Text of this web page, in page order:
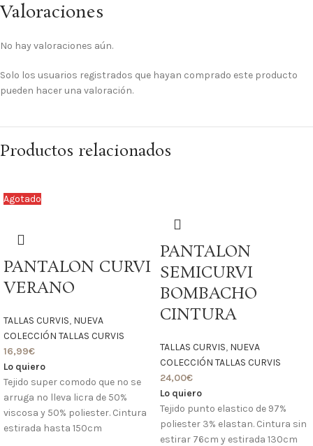
Valoraciones
No hay valoraciones aún.
Solo los usuarios registrados que hayan comprado este producto
pueden hacer una valoración.
Productos relacionados
Agotado
PANTALON CURVI
VERANO
TALLAS CURVIS, NUEVA
COLECCIÓN TALLAS CURVIS
16,99€
Lo quiero
Tejido super comodo que no se
arruga no lleva licra de 50%
viscosa y 50% poliester. Cintura
estirada hasta 150cm
PANTALON
SEMICURVI
BOMBACHO
CINTURA
TALLAS CURVIS, NUEVA
COLECCIÓN TALLAS CURVIS
24,00€
Lo quiero
Tejido punto elastico de 97%
poliester 3% elastan. Cintura sin
estirar 76cm y estirada 130cm